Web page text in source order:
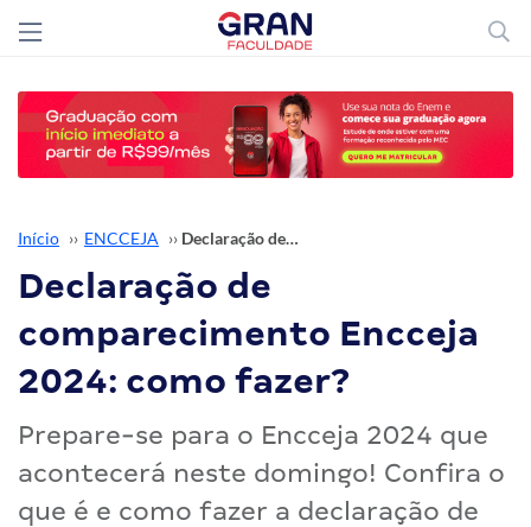
Início ›› ENCCEJA ›› Declaração de comparecimento Encceja 2024: como fazer?
Declaração de
comparecimento Encceja
2024: como fazer?
Prepare-se para o Encceja 2024 que
acontecerá neste domingo! Confira o
que é e como fazer a declaração de